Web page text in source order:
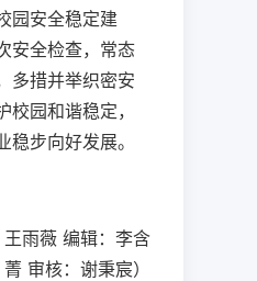
园安全稳定建
安全检查，常态
多措并举织密安
校园和谐稳定，
稳步向好发展。
王雨薇 编辑：李含
菁 审核：谢秉宸）